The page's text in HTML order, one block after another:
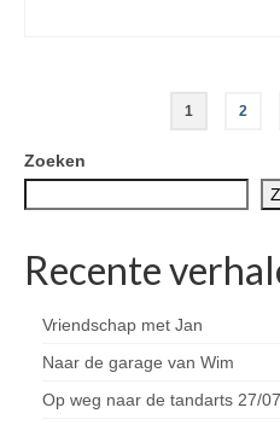
Berichten
paginering
1 2
Zoeken
Recente
Vriendschap met Jan
Naar de garage van Wim
Op weg naar de tandarts 27/07